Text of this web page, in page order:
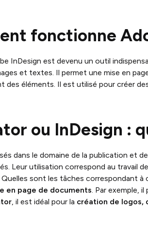
fonctionne
InDesign est devenu un outil
et textes. Il permet une mise en
des éléments. Il est utilisé pour créer
ou InDesign :
dans le domaine de la publication et
Leur utilisation correspond au travail
Quelles sont les tâches correspondant à
en page de documents. Par exemple,
, il est idéal pour la création de logos,